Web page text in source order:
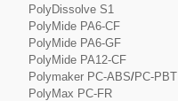
PolyDissolve S1
PolyMide PA6-CF
PolyMide PA6-GF
PolyMide PA12-CF
Polymaker PC-ABS/PC-PBT
PolyMax PC-FR